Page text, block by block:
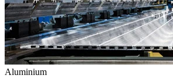
Aluminium